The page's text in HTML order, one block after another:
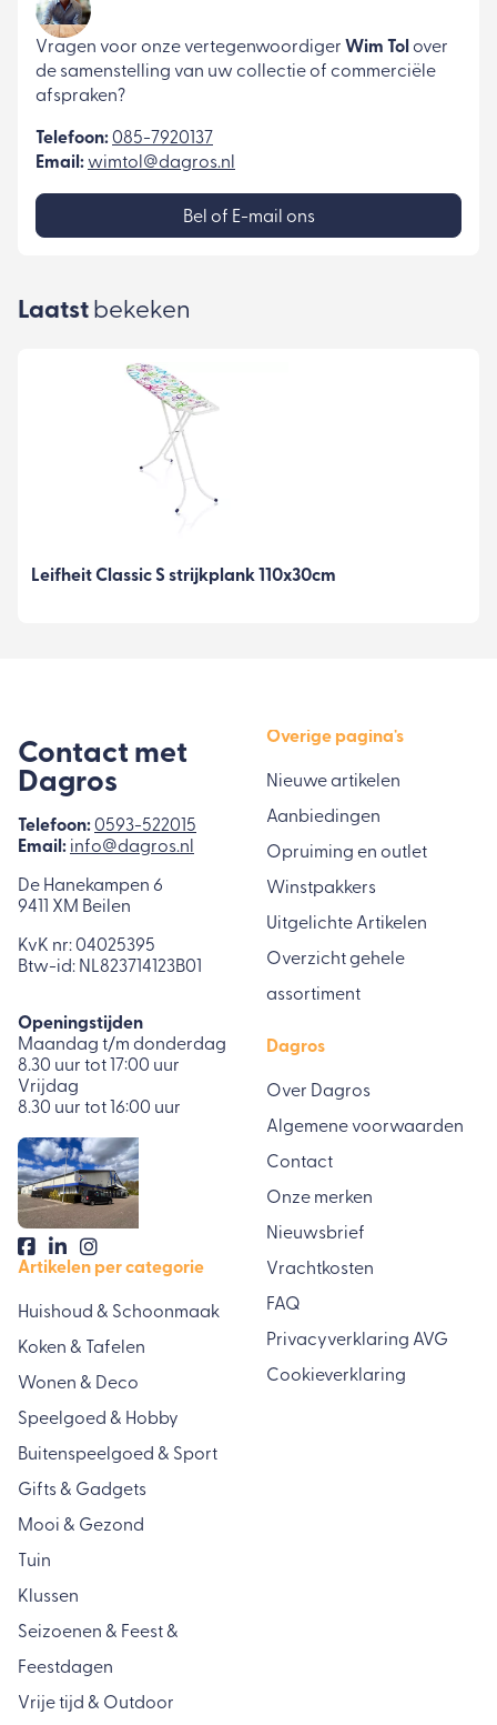
Vragen voor onze vertegenwoordiger Wim Tol over
de samenstelling van uw collectie of commerciële
afspraken?
Bel of E-mail ons
Telefoon:085-7920137
Email:wimtol@dagros.nl
Laatst bekeken
Leifheit Classic S strijkplank 110x30cm
Contact met
Dagros
Telefoon:0593-522015
Email: info@dagros.nl
De Hanekampen 6
9411 XM Beilen
KvK nr: 04025395
Btw-id: NL823714123B01
Openingstijden
Maandag t/m donderdag
8.30 uur tot 17:00 uur
Vrijdag
8.30 uur tot 16:00 uur
Artikelen per categorie
Huishoud & Schoonmaak
Koken & Tafelen
Wonen & Deco
Speelgoed & Hobby
Buitenspeelgoed & Sport
Gifts & Gadgets
Mooi & Gezond
Tuin
Klussen
Seizoenen & Feest &
Feestdagen
Vrije tijd & Outdoor
Overige pagina's
Nieuwe artikelen
Aanbiedingen
Opruiming en outlet
Winstpakkers
Uitgelichte Artikelen
Overzicht gehele
assortiment
Dagros
Over Dagros
Algemene voorwaarden
Contact
Onze merken
Nieuwsbrief
Vrachtkosten
FAQ
Privacyverklaring AVG
Cookieverklaring